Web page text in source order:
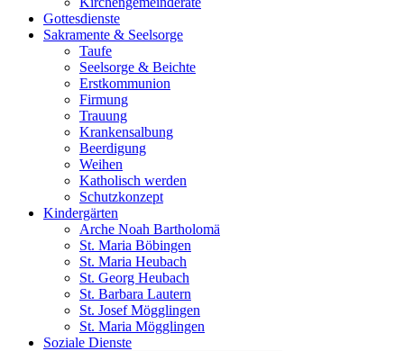
Gottesdienste
Sakramente & Seelsorge
Taufe
Seelsorge & Beichte
Erstkommunion
Firmung
Trauung
Krankensalbung
Beerdigung
Weihen
Katholisch werden
Schutzkonzept
Kindergärten
Arche Noah Bartholomä
St. Maria Böbingen
St. Maria Heubach
St. Georg Heubach
St. Barbara Lautern
St. Josef Mögglingen
St. Maria Mögglingen
Soziale Dienste